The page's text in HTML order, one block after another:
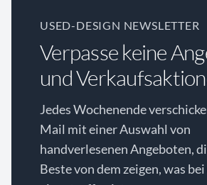
USED-DESIGN NEWSLETTER
Verpasse keine
und
Jedes Wochenende
Mail mit einer Auswahl von
handverlesenen Angeboten,
Beste von dem zeigen, was